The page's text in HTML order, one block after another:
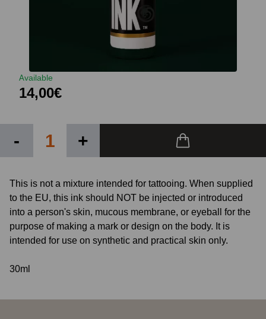
Available
14,00€
- +
This is not a mixture intended for tattooing. When supplied
to the EU, this ink should NOT be injected or introduced
into a person's skin, mucous membrane, or eyeball for the
purpose of making a mark or design on the body. It is
intended for use on synthetic and practical skin only.
30ml